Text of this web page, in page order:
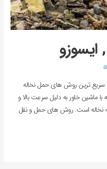
ایسوزو
و سریع ترین روش های حمل نخاله
ماشین خاور به دلیل سرعت بالا و
نخاله است. روش های حمل و نقل